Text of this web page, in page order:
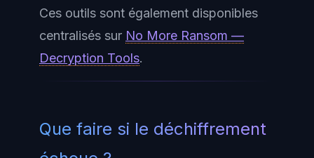
Ces outils sont également disponibles
centralisés sur No More Ransom —
Decryption Tools.
Que faire si le déchiffrement